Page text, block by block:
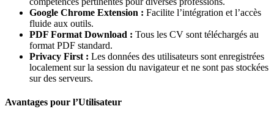
Google Chrome Extension : Facilite l’intégration et l’accès
fluide aux outils.
PDF Format Download : Tous les CV sont téléchargés au
format PDF standard.
Privacy First : Les données des utilisateurs sont enregistrées
localement sur la session du navigateur et ne sont pas stockées
sur des serveurs.
Avantages pour l’Utilisateur